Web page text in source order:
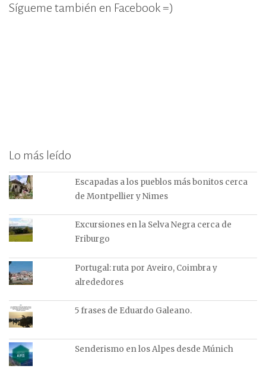
Sígueme también en Facebook =)
Lo más leído
Escapadas a los pueblos más bonitos cerca
de Montpellier y Nimes
Excursiones en la Selva Negra cerca de
Friburgo
Portugal: ruta por Aveiro, Coimbra y
alrededores
5 frases de Eduardo Galeano.
Senderismo en los Alpes desde Múnich